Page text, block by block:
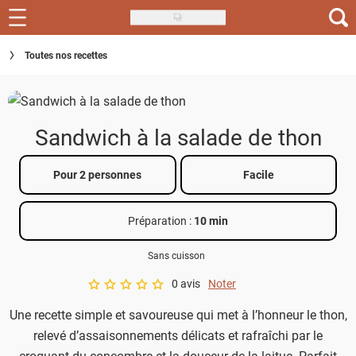
Skip
to
main
Recettes
Inspirations
Menu de la semaine
Actus
Téléchargez l'app Saveurs Recettes
Toutes nos recettes
Sandwich à la salade de thon
Pour 2 personnes Facile
Préparation : 10 min
Sans cuisson
A star rating of 0 out of 5.
0 avis Noter
Une recette simple et savoureuse qui met à l’honneur le thon,
relevé d’assaisonnements délicats et rafraîchi par le